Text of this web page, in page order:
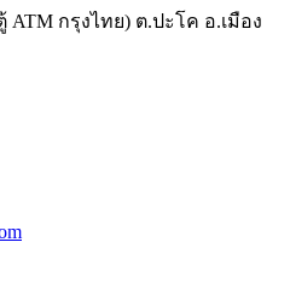
ATM กรุงไทย) ต.ปะโค อ.เมือง